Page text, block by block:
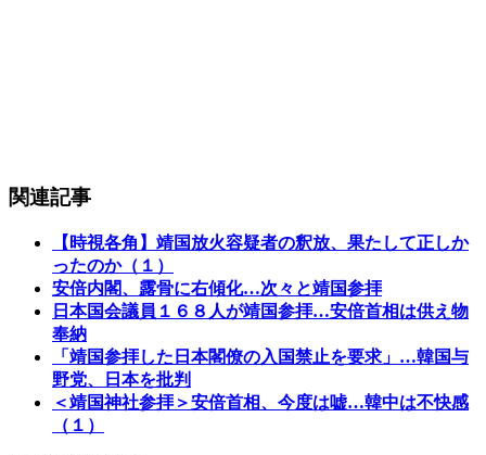
関連記事
【時視各角】靖国放火容疑者の釈放、果たして正しか
ったのか（１）
安倍内閣、露骨に右傾化…次々と靖国参拝
日本国会議員１６８人が靖国参拝…安倍首相は供え物
奉納
「靖国参拝した日本閣僚の入国禁止を要求」…韓国与
野党、日本を批判
＜靖国神社参拝＞安倍首相、今度は嘘…韓中は不快感
（１）